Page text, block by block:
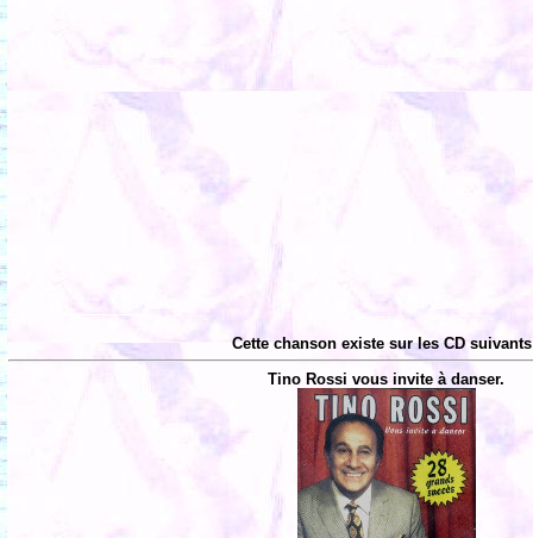
Cette chanson existe sur les CD
Tino Rossi vous invite à danser.